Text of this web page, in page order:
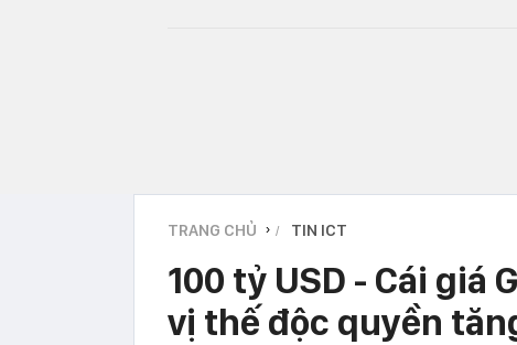
TRANG CHỦ › TIN ICT
100 tỷ USD - Cái giá
vị thế độc quyền